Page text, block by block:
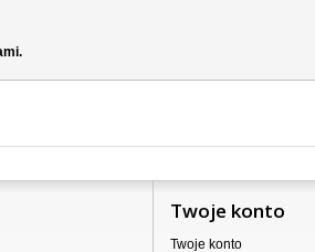
Twoje konto
Twoje konto